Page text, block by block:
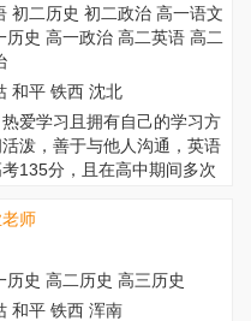
初二历史 初二政治 高一语文
历史 高一政治 高二英语 高二
和平 铁西 沈北
爱学习且拥有自己的学习方
泼，善于与他人沟通，英语
135分，且在高中期间多次
师
历史 高二历史 高三历史
和平 铁西 浑南